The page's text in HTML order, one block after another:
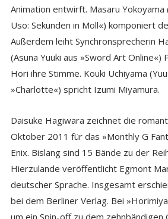
Animation entwirft. Masaru Yokoyama
Uso: Sekunden in Moll«) komponiert
Außerdem leiht Synchronsprecherin
(Asuna Yuuki aus »Sword Art Online«)
Hori ihre Stimme. Kouki Uchiyama
»Charlotte«) spricht Izumi Miyamura.
Daisuke Hagiwara zeichnet die
Oktober 2011 für das »Monthly G
Enix. Bislang sind 15 Bände zu der
Hierzulande veröffentlicht Egmont
deutscher Sprache. Insgesamt
bei dem Berliner Verlag. Bei
um ein Spin-off zu dem zehnbändigen